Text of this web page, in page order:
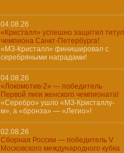
04.08.26
«Кристалл» успешно защитил титул
чемпиона Санкт-Петербурга!
«МЗ-Кристалл» финишировал с
серебряными наградами!
04.08.26
«Локомотив-2» — победитель
Первой лиги женского чемпионата!
«Серебро» ушло «МЗ-Кристаллу-
м», а «бронза» — «Легио»!
02.08.26
Сборная России — победитель V
Московского международного кубка